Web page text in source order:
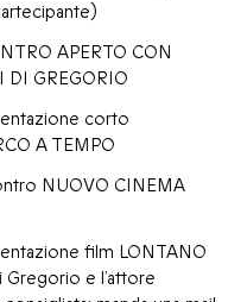
APERTO CON
DI GREGORIO
corto
A TEMPO
NUOVO CINEMA
film LONTANO
Gregorio e l’attore